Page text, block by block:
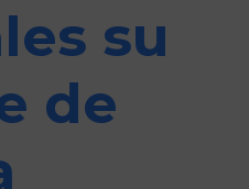
su
de